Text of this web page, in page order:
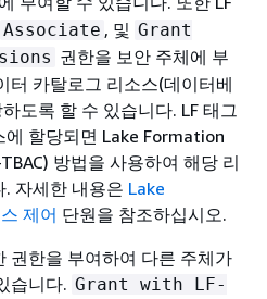
Associate , 및 Grant
권한을 보안 주체에 부
터 카탈로그 리소스(데이터베
도록 할 수 있습니다. LF 태그
할당되면 Lake Formation
방법을 사용하여 해당 리
자세한 내용은 Lake
제어 단원을 참조하십시오.
권한을 부여하여 다른 주체가
습니다. Grant with LF-